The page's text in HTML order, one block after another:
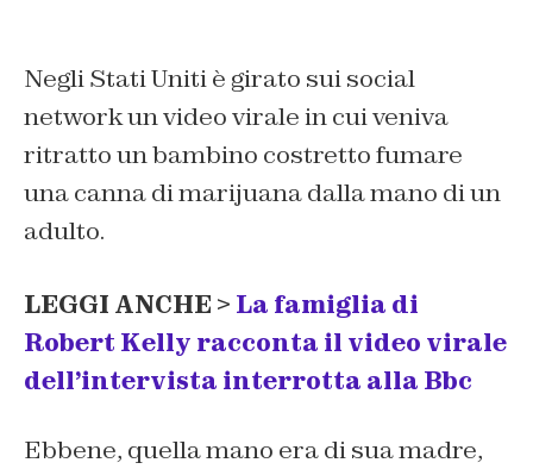
Negli Stati Uniti è girato sui social
network un video virale in cui veniva
ritratto un bambino costretto fumare
una canna di marijuana dalla mano di un
adulto.
LEGGI ANCHE > La famiglia di
Robert Kelly racconta il video virale
dell’intervista interrotta alla Bbc
Ebbene, quella mano era di sua madre,